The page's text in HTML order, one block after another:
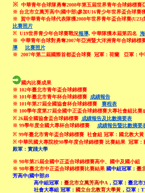
※中華青年合球隊勇奪2008年第五屆世界青年合球錦標賽
※ 台北市立萬芳高中(國中部)參加U16青少年世界盃合球賽
※ 賀中華青年合球代表隊獲2008年世界青年盃合球賽(U23)
比賽照片
※ U19世界青少年合球賽戰況報導, 中華隊獲本屆第四名
※ 中華青年合球對勇奪2007年亞洲暨大洋洲青年合球錦標
導
比賽照片
※ 2007年第二屆國際首都盃合球賽 冠軍：荷蘭 亞軍：
國內比賽成果
※ 102年臺北市青年盃合球錦標賽
※ 101年臺北市青年杯合球錦標賽
成績報告
※ 101年第27屆全國協會杯合球錦標賽 賽程表
※ 100學年度第27屆全國中正盃合球錦標賽大專社會組比賽
※ 26屆全國協會盃合球錦標賽
成績報告及比數摘要表
※ 99學年度全國大專杯合球錦標賽
成績報告暨比數摘要
※ 99年臺北市青年盃合球錦標賽 社會組 冠軍： 國北教大
※中華民國大專院校98學年度合球錦標賽 比賽結果 冠軍
殿軍：實踐大學
※ 98年第25屆全國中正盃合球錦標賽高中、國中及國小組
※ 98年臺北市中正盃合球錦標賽比賽結果國中組冠軍： 臺
芳高中(國中部)B
高中組冠軍： 臺北市立萬芳高中A，亞軍：臺北市
社會大專組 冠軍： 國立台北教育大學黃，亞軍：